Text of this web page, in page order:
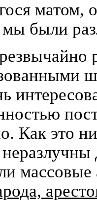
матом,
были
Как это